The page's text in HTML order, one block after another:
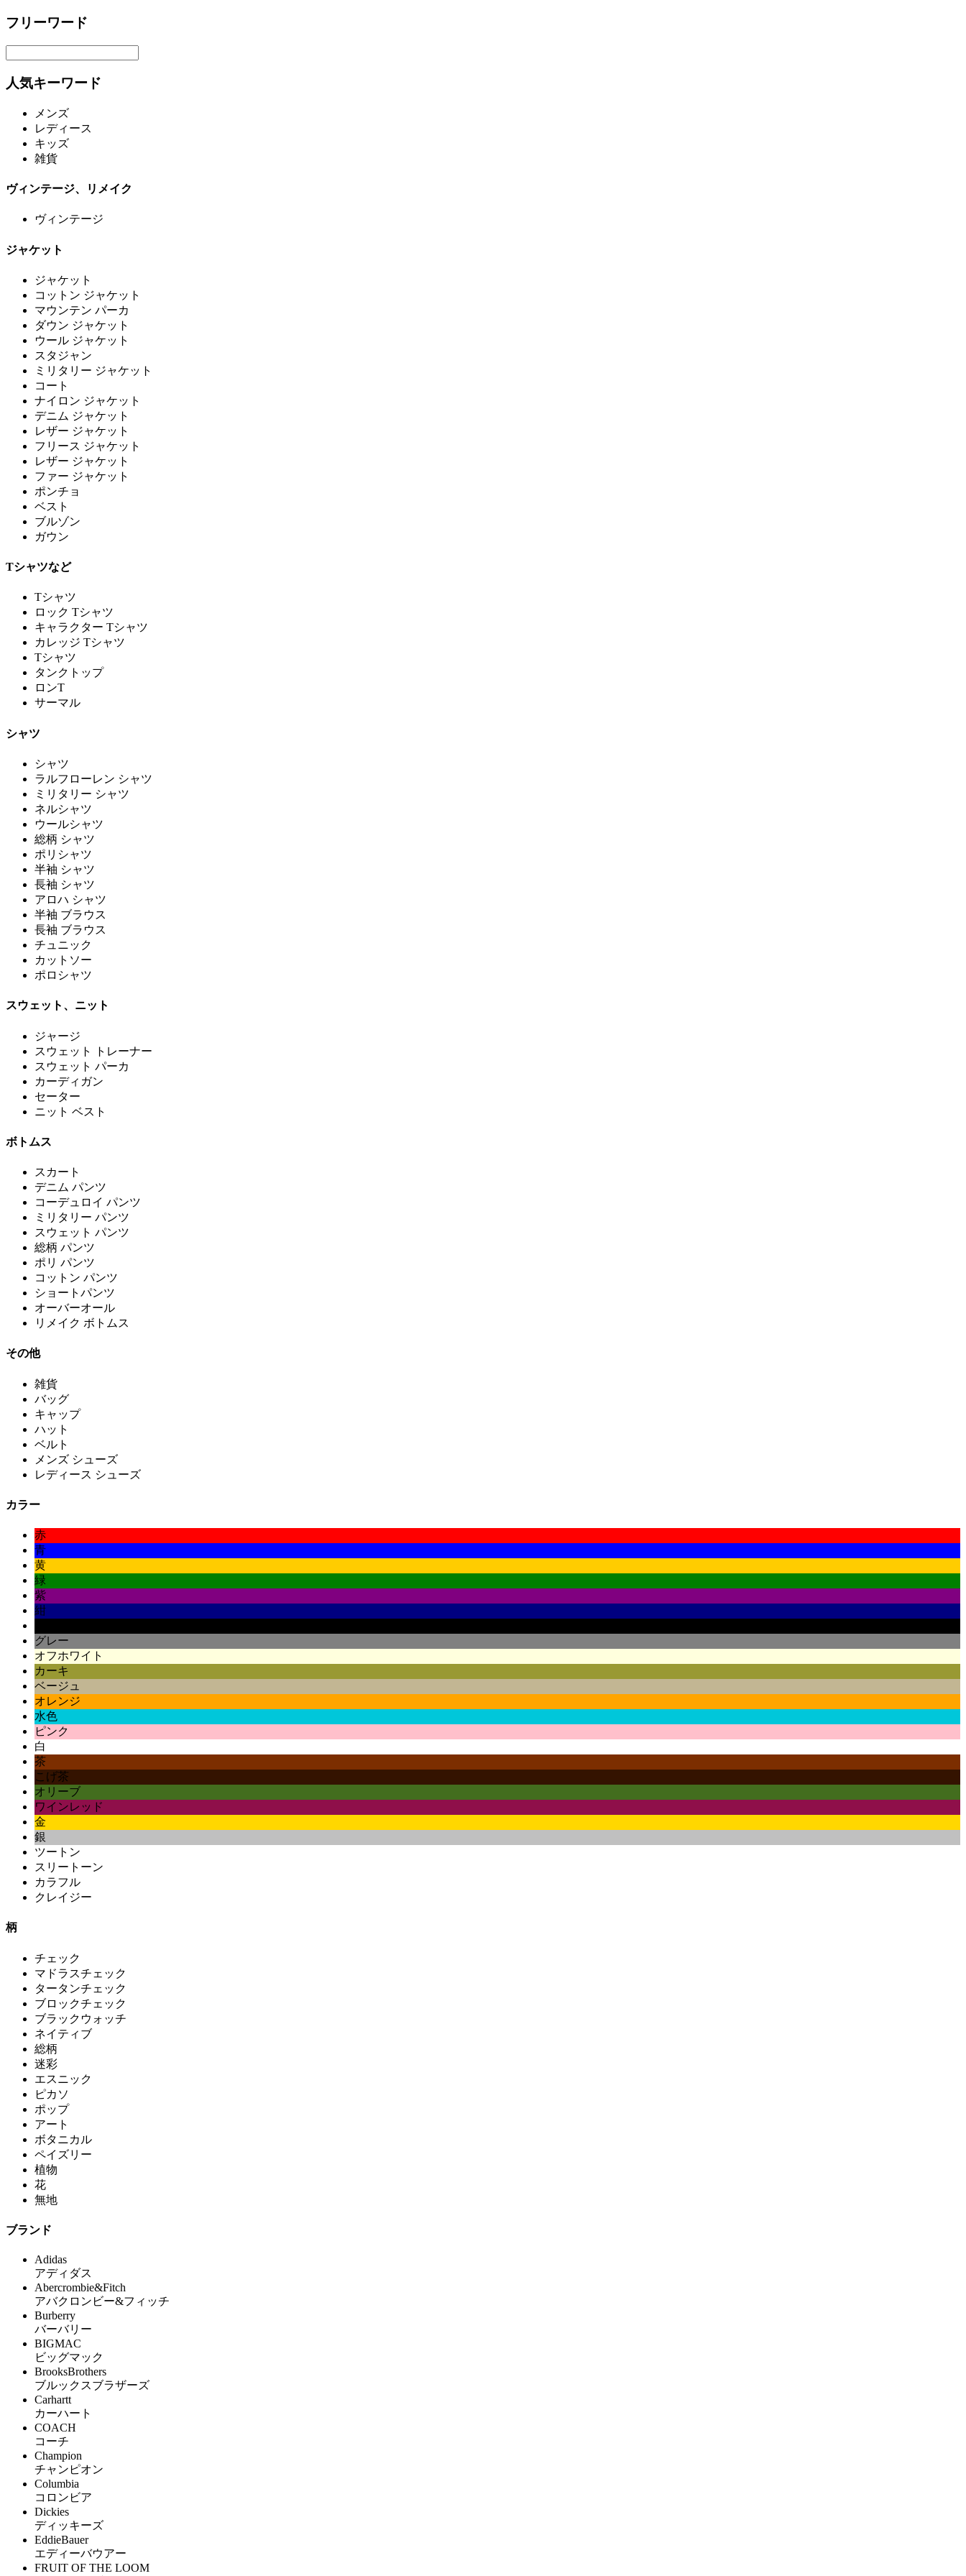
フリーワード
人気キーワード
メンズ
レディース
キッズ
雑貨
ヴィンテージ、リメイク
ヴィンテージ
ジャケット
ジャケット
コットン ジャケット
マウンテン パーカ
ダウン ジャケット
ウール ジャケット
スタジャン
ミリタリー ジャケット
コート
ナイロン ジャケット
デニム ジャケット
レザー ジャケット
フリース ジャケット
レザー ジャケット
ファー ジャケット
ポンチョ
ベスト
ブルゾン
ガウン
Tシャツなど
Tシャツ
ロック Tシャツ
キャラクター Tシャツ
カレッジ Tシャツ
Tシャツ
タンクトップ
ロンT
サーマル
シャツ
シャツ
ラルフローレン シャツ
ミリタリー シャツ
ネルシャツ
ウールシャツ
総柄 シャツ
ポリシャツ
半袖 シャツ
長袖 シャツ
アロハ シャツ
半袖 ブラウス
長袖 ブラウス
チュニック
カットソー
ポロシャツ
スウェット、ニット
ジャージ
スウェット トレーナー
スウェット パーカ
カーディガン
セーター
ニット ベスト
ボトムス
スカート
デニム パンツ
コーデュロイ パンツ
ミリタリー パンツ
スウェット パンツ
総柄 パンツ
ポリ パンツ
コットン パンツ
ショートパンツ
オーバーオール
リメイク ボトムス
その他
雑貨
バッグ
キャップ
ハット
ベルト
メンズ シューズ
レディース シューズ
カラー
赤
青
黄
緑
紫
紺
グレー
オフホワイト
カーキ
ベージュ
オレンジ
水色
ピンク
白
茶
こげ茶
オリーブ
ワインレッド
金
銀
ツートン
スリートーン
カラフル
クレイジー
柄
チェック
マドラスチェック
タータンチェック
ブロックチェック
ブラックウォッチ
ネイティブ
総柄
迷彩
エスニック
ピカソ
ポップ
アート
ボタニカル
ペイズリー
植物
花
無地
ブランド
Adidas
アディダス
Abercrombie&Fitch
アバクロンビー&フィッチ
Burberry
バーバリー
BIGMAC
ビッグマック
BrooksBrothers
ブルックスブラザーズ
Carhartt
カーハート
COACH
コーチ
Champion
チャンピオン
Columbia
コロンビア
Dickies
ディッキーズ
EddieBauer
エディーバウアー
FRUIT OF THE LOOM